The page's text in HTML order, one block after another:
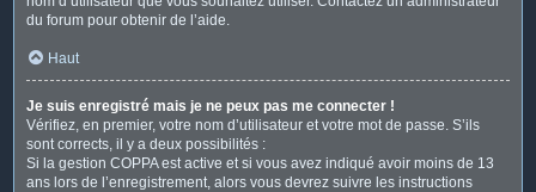
du forum pour obtenir de l’aide.
Haut
Je suis enregistré mais je ne peux pas me connecter !
Vérifiez, en premier, votre nom d’utilisateur et votre mot de passe. S’ils
sont corrects, il y a deux possibilités :
Si la gestion COPPA est active et si vous avez indiqué avoir moins de 13
ans lors de l’enregistrement, alors vous devrez suivre les instructions